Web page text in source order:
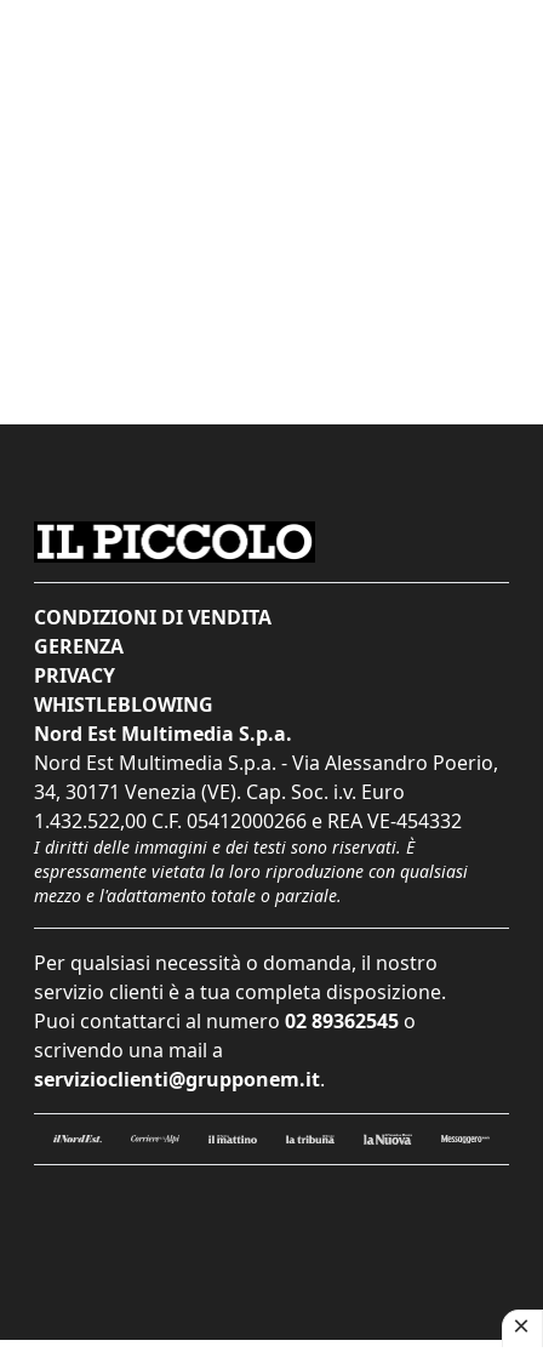
CONDIZIONI DI VENDITA
GERENZA
PRIVACY
WHISTLEBLOWING
Nord Est Multimedia S.p.a.
Nord Est Multimedia S.p.a. - Via Alessandro Poerio,
34, 30171 Venezia (VE). Cap. Soc. i.v. Euro
1.432.522,00 C.F. 05412000266 e REA VE-454332
I diritti delle immagini e dei testi sono riservati. È
espressamente vietata la loro riproduzione con qualsiasi
mezzo e l'adattamento totale o parziale.
Per qualsiasi necessità o domanda, il nostro
servizio clienti è a tua completa disposizione.
Puoi contattarci al numero 02 89362545 o
scrivendo una mail a
servizioclienti@grupponem.it.